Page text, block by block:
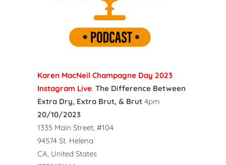
Karen MacNeil Champagne Day 2023
Instagram Live: The Difference Between
Extra Dry, Extra Brut, & Brut 4pm
20/10/2023
1335 Main Street, #104
94574 St. Helena
CA, United States